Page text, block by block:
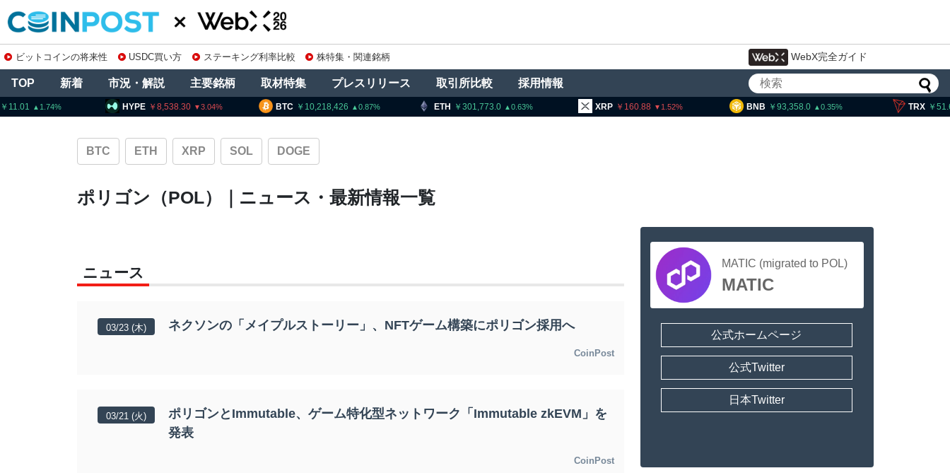
ビットコインの将来性 USDC買い方 ステーキング利率比較 株特集・関連銘柄 WebX完全ガイド
TOP 新着 市況・解説 主要銘柄 取材特集 プレスリリース 取引所比較 採用情報
BTC 10,218,426 0.87 ETH 301,773.0 0.63 XRP 160.88 1.52 BNB 93,358.0 0.35 TRX 51.62
HYPE 8,538.30 3.04
BTC ETH XRP SOL DOGE
ポリゴン（POL）｜ニュース・最新情報一覧
ニュース
03/23 (木) ネクソンの「メイプルストーリー」、NFTゲーム構築にポリゴン採用へ
CoinPost
03/21 (火)
ポリゴンとImmutable、ゲーム特化型ネットワーク「Immutable zkEVM」を
発表
CoinPost
MATIC (migrated to POL)
MATIC
公式ホームページ
公式Twitter
日本Twitter